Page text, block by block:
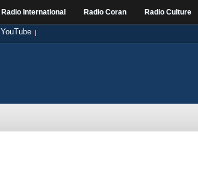
Radio International Radio Coran Radio Culture
YouTube